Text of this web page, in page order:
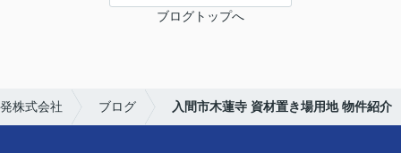
ブログトップへ
株式会社 ブログ 入間市木蓮寺 資材置き場用地 物件紹介